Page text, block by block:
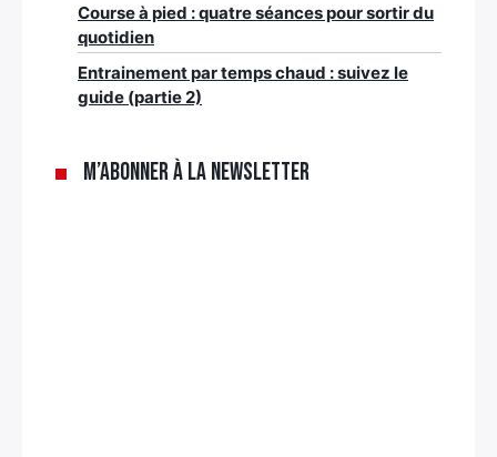
Course à pied : quatre séances pour sortir du
quotidien
Entrainement par temps chaud : suivez le
guide (partie 2)
M’abonner à la newsletter